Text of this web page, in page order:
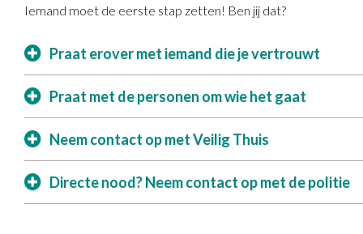
Iemand moet de eerste stap zetten! Ben jij dat?
Praat erover met iemand die je vertrouwt
Praat met de personen om wie het gaat
Neem contact op met Veilig Thuis
Directe nood? Neem contact op met de politie